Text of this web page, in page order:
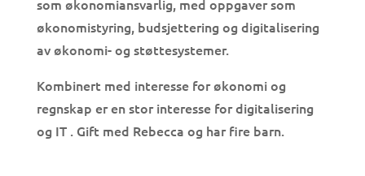
som økonomiansvarlig, med oppgaver som
økonomistyring, budsjettering og digitalisering
av økonomi- og støttesystemer.
Kombinert med interesse for økonomi og
regnskap er en stor interesse for digitalisering
og IT . Gift med Rebecca og har fire barn.